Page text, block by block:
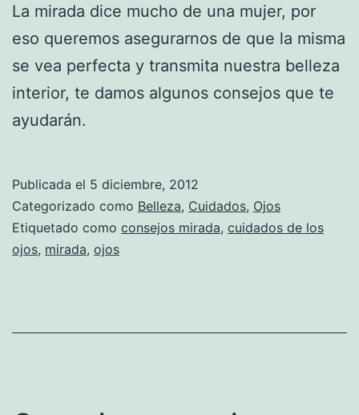
La mirada dice mucho de una mujer, por
eso queremos asegurarnos de que la misma
se vea perfecta y transmita nuestra belleza
interior, te damos algunos consejos que te
ayudarán.
Publicada el 5 diciembre, 2012
Categorizado como Belleza, Cuidados, Ojos
Etiquetado como consejos mirada, cuidados de los
ojos, mirada, ojos